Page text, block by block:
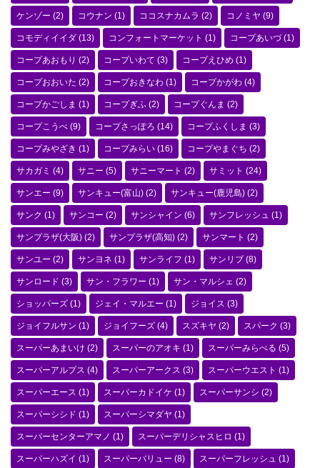
ケンゾー (2) コウナン (1) ココスナカムラ (2) コノミヤ (9)
コモディイイダ (13) コンフォートマーケット (1) コープあいづ(1)
コープあおもり (2) コープいわて (3) コープえひめ (1)
コープおおいた (2) コープおきなわ (1) コープかがわ (4)
コープかごしま (1) コープぎふ (2) コープぐんま (2)
コープこうべ (9) コープさっぽろ (14) コープふくしま (3)
コープみやざき (1) コープみらい (16) コープやまぐち (2)
サカガミ (4) サニー (5) サニーマート (2) サミット (24)
サンエー (9) サンキュー(富山) (2) サンキュー(鹿児島) (2)
サンク (1) サンコー (2) サンシャイン (6) サンフレッシュ (1)
サンプラザ(大阪) (2) サンプラザ(高知) (2) サンマート (2)
サンユー (2) サンヨネ (1) サンライフ (1) サンリブ (8)
サンロード (3) サン・フラワー (1) サン・マルシェ (2)
ショッパーズ (1) ジェイ・マルエー (1) ジョイス (3)
ジョイフルサン (1) ジョイフーズ (4) スズキヤ (2) スパーク (3)
スーパーあまいけ (2) スーパーのアオキ (1) スーパーみらべる (5)
スーパーアルプス (4) スーパーアークス (3) スーパーウエスト (1)
スーパーエース (1) スーパーカドイケ (1) スーパーサンシ (2)
スーパーシシド (1) スーパーシマダヤ (1)
スーパーセンターアマノ (1) スーパーデリシャスヒロ (1)
スーパーハズイ (1) スーパーバリュー (8) スーパーフレッシュ (1)